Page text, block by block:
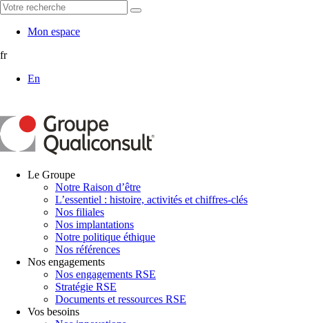
Mon espace
fr
En
Le Groupe
Notre Raison d’être
L’essentiel : histoire, activités et chiffres-clés
Nos filiales
Nos implantations
Notre politique éthique
Nos références
Nos engagements
Nos engagements RSE
Stratégie RSE
Documents et ressources RSE
Vos besoins